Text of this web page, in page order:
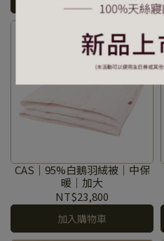
CAS｜95%白鵝羽絨被｜中保
暖｜加大
NT$23,800
加入購物車